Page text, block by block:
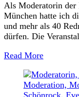
Als Moderatorin der
München hatte ich
und mehr als 40
dürfen. Die
Read More